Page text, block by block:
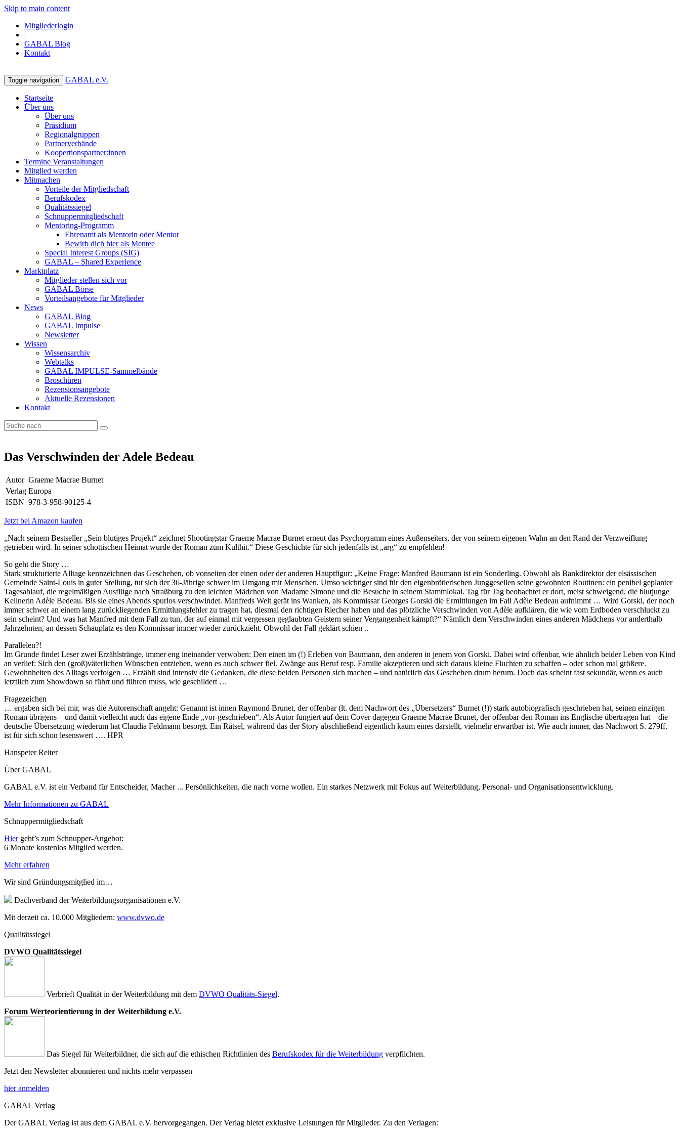
Skip to main content
Mitgliederlogin
|
GABAL Blog
Kontakt
Toggle navigation GABAL e.V.
Startseite
Über uns
Über uns
Präsidium
Regionalgruppen
Partnerverbände
Koopertionspartner:innen
Termine Veranstaltungen
Mitglied werden
Mitmachen
Vorteile der Mitgliedschaft
Berufskodex
Qualitätssiegel
Schnuppermitgliedschaft
Mentoring-Programm
Ehrenamt als Mentorin oder Mentor
Bewirb dich hier als Mentee
Special Interest Groups (SIG)
GABAL – Shared Experience
Marktplatz
Mitglieder stellen sich vor
GABAL Börse
Vorteilsangebote für Mitglieder
News
GABAL Blog
GABAL Impulse
Newsletter
Wissen
Wissensarchiv
Webtalks
GABAL IMPULSE-Sammelbände
Broschüren
Rezensionsangebote
Aktuelle Rezensionen
Kontakt
Das Verschwinden der Adele Bedeau
Autor Graeme Macrae Burnet
Verlag Europa
ISBN 978-3-958-90125-4
Jetzt bei Amazon kaufen
„Nach seinem Bestseller „Sein blutiges Projekt“ zeichnet Shootingstar Graeme Macrae Burnet erneut das Psychogramm eines Außenseiters, der von seinem eigenen Wahn an den Rand der Verzweiflung
getrieben wird. In seiner schottischen Heimat wurde der Roman zum Kulthit.“ Diese Geschichte für sich jedenfalls ist „arg“ zu empfehlen!
So geht die Story …
Stark strukturierte Alltage kennzeichnen das Geschehen, ob vonseiten der einen oder der anderen Hauptfigur: „Keine Frage: Manfred Baumann ist ein Sonderling. Obwohl als Bankdirektor der elsässischen
Gemeinde Saint-Louis in guter Stellung, tut sich der 36-Jährige schwer im Umgang mit Menschen. Umso wichtiger sind für den eigenbrötlerischen Junggesellen seine gewohnten Routinen: ein penibel geplanter
Tagesablauf, die regelmäßigen Ausflüge nach Straßburg zu den leichten Mädchen von Madame Simone und die Besuche in seinem Stammlokal. Tag für Tag beobachtet er dort, meist schweigend, die blutjunge
Kellnerin Adèle Bedeau. Bis sie eines Abends spurlos verschwindet. Manfreds Welt gerät ins Wanken, als Kommissar Georges Gorski die Ermittlungen im Fall Adèle Bedeau aufnimmt … Wird Gorski, der noch
immer schwer an einem lang zurückliegenden Ermittlungsfehler zu tragen hat, diesmal den richtigen Riecher haben und das plötzliche Verschwinden von Adèle aufklären, die wie vom Erdboden verschluckt zu
sein scheint? Und was hat Manfred mit dem Fall zu tun, der auf einmal mit vergessen geglaubten Geistern seiner Vergangenheit kämpft?“ Nämlich dem Verschwinden eines anderen Mädchens vor anderthalb
Jahrzehnten, an dessen Schauplatz es den Kommissar immer wieder zurückzieht. Obwohl der Fall geklärt schien ..
Parallelen?!
Im Grunde findet Leser zwei Erzählstränge, immer eng ineinander verwoben: Den einen im (!) Erleben von Baumann, den anderen in jenem von Gorski. Dabei wird offenbar, wie ähnlich beider Leben von Kind
an verlief: Sich den (groß)väterlichen Wünschen entziehen, wenn es auch schwer fiel. Zwänge aus Beruf resp. Familie akzeptieren und sich daraus kleine Fluchten zu schaffen – oder schon mal größere.
Gewohnheiten des Alltags verfolgen … Erzählt sind intensiv die Gedanken, die diese beiden Personen sich machen – und natürlich das Geschehen drum herum. Doch das scheint fast sekundär, wenn es auch
letztlich zum Showdown so führt und führen muss, wie geschildert …
Fragezeichen
… ergaben sich bei mir, was die Autorenschaft angeht: Genannt ist innen Raymond Brunet, der offenbar (lt. dem Nachwort des „Übersetzers“ Burnet (!)) stark autobiografisch geschrieben hat, seinen einzigen
Roman übrigens – und damit vielleicht auch das eigene Ende „vor-geschrieben“. Als Autor fungiert auf dem Cover dagegen Graeme Macrae Brunet, der offenbar den Roman ins Englische übertragen hat – die
deutsche Übersetzung wiederum hat Claudia Feldmann besorgt. Ein Rätsel, während das der Story abschließend eigentlich kaum eines darstellt, vielmehr erwartbar ist. Wie auch immer, das Nachwort S. 279ff.
ist für sich schon lesenswert …. HPR
Hanspeter Reiter
Über GABAL
GABAL e.V. ist ein Verband für Entscheider, Macher ... Persönlichkeiten, die nach vorne wollen. Ein starkes Netzwerk mit Fokus auf Weiterbildung, Personal- und Organisationsentwicklung.
Mehr Informationen zu GABAL
Schnuppermitgliedschaft
Hiergeht’s zum Schnupper-Angebot:
6 Monate kostenlos Mitglied werden.
Mehr erfahren
Wir sind Gründungsmitglied im…
Dachverband der Weiterbildungsorganisationen e.V.
Mit derzeit ca. 10.000 Mitgliedern: www.dvwo.de
Qualitätssiegel
DVWO Qualitätssiegel
Verbrieft Qualität in der Weiterbildung mit dem DVWO Qualitäts-Siegel.
Forum Werteorientierung in der Weiterbildung e.V.
Das Siegel für Weiterbildner, die sich auf die ethischen Richtlinien des Berufskodex für die Weiterbildung verpflichten.
Jetzt den Newsletter abonnieren und nichts mehr verpassen
hier anmelden
GABAL Verlag
Der GABAL Verlag ist aus dem GABAL e.V. hervorgegangen. Der Verlag bietet exklusive Leistungen für Mitglieder. Zu den Verlagen: